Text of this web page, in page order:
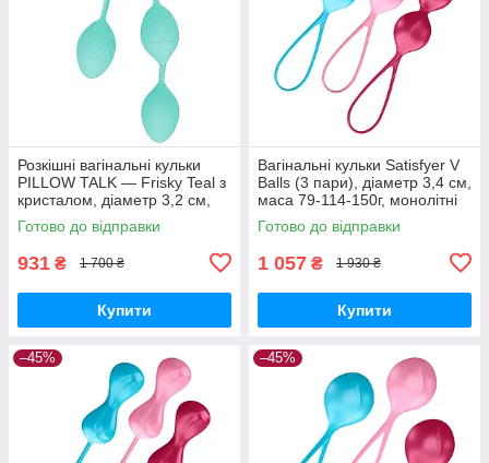
Розкішні вагінальні кульки
PILLOW TALK — Frisky Teal з
кристалом, діаметр 3,2 см,
вага 49-75 гр Вібратори
мастурбатори секс-шоп
Готово до відправки
931 ₴ 1 700 ₴
Купити
Вагінальні кульки Satisfyer V
Balls (3 пари), діаметр 3,4 см,
маса 79-114-150г, монолітні
Вібратори мастурбатори
секс-шоп
Готово до відправки
1 057 ₴ 1 930 ₴
Купити
–45% –45%